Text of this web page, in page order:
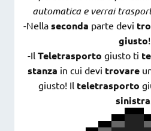
automatica e verrai
-Nella seconda parte devi
giusto!
-Il Teletrasporto giusto ti
stanza in cui devi trovare
giusto! Il teletrasporto
sinistra